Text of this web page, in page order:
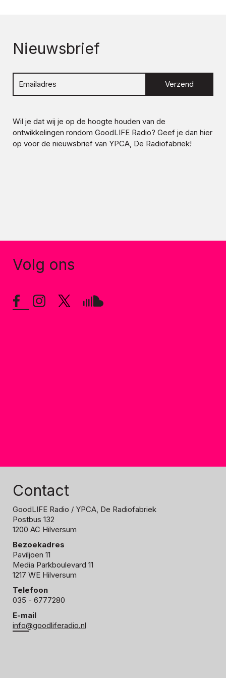
Nieuwsbrief
Verzend
Wil je dat wij je op de hoogte houden van de
ontwikkelingen rondom GoodLIFE Radio? Geef je dan hier
op voor de nieuwsbrief van YPCA, De Radiofabriek!
Volg ons
Contact
GoodLIFE Radio / YPCA, De Radiofabriek
Postbus 132
1200 AC Hilversum
Bezoekadres
Paviljoen 11
Media Parkboulevard 11
1217 WE Hilversum
Telefoon
035 - 6777280
E-mail
info@goodliferadio.nl